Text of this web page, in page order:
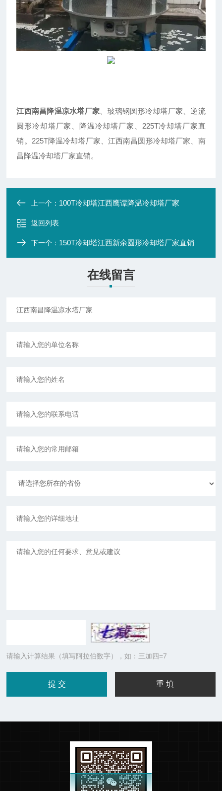
江西南昌降温凉水塔厂家 、玻璃钢圆形冷却塔厂家、逆流
圆形冷却塔厂家、降温冷却塔厂家、225T冷却塔厂家直
销。225T降温冷却塔厂家、江西南昌圆形冷却塔厂家、南
昌降温冷却塔厂家直销。
上一个： 100T冷却塔江西鹰谭降温冷却塔厂家
返回列表
下一个： 150T冷却塔江西新余圆形冷却塔厂家直销
在线留言
请输入计算结果（填写阿拉伯数字），如：三加四=7